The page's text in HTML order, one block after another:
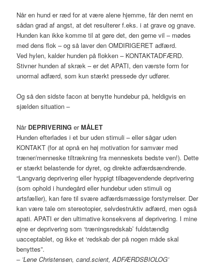
Når en hund er ræd for at være alene hjemme, får den nemt en
sådan grad af angst, at det resulterer f.eks. i at grave og gnave.
Hunden kan ikke komme til at gøre det, den gerne vil – mødes
med dens flok – og så laver den OMDIRIGERET adfærd.
Ved hylen, kalder hunden på flokken – KONTAKTADFÆRD.
Stivner hunden af skræk – er det APATI, den værste form for
unormal adfærd, som kun stærkt pressede dyr udfører.
Og så den sidste facon at benytte hundebur på, heldigvis en
sjælden situation –
Når DEPRIVERING erMÅLET
Hunden efterlades i et bur uden stimuli – eller sågar uden
KONTAKT (for at opnå en høj motivation for samvær med
træner/menneske tiltrækning fra menneskets bedste ven!). Dette
er stærkt belastende for dyret, og direkte adfærdsændrende.
“Langvarig deprivering eller hyppigt tilbagevendende deprivering
(som ophold i hundegård eller hundebur uden stimuli og
artsfæller), kan føre til svære adfærdsmæssige forstyrrelser. Der
kan være tale om stereotopier, selvdestruktiv adfærd, men også
apati. APATI er den ultimative konsekvens af deprivering. I mine
øjne er deprivering som ‘træningsredskab’ fuldstændig
uacceptablet, og ikke et ‘redskab der på nogen måde skal
benyttes”.
– ’Lene Christensen, cand.scient, ADFÆRDSBIOLOG’